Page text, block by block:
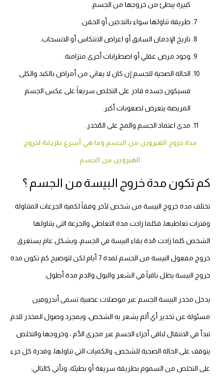
كبيرة يبطئ من خروجها من الجسم.
طريقة تناولها سواء بالتدخين أو الحقن.
تاريخ الإدمان السابق أو اعراض الانتكاس أو الانسحاب.
وجود مرض عقلي أو اضطرابات أخرى متزامنة.
الحالة الصحية للجسم إن كان لا يعاني من أمراض بالكبد والكلى
فسيكون جسده قادر على التخلص سريعاً على عكس الجسم
المريضة يتعرض لصعوبات أكبر.
مدى اعتماد الجسم والمخ على المُخدر.
مدة خروج الهيروين من الجسم وما هي أسرع طريقة لخروج
الهيروين من الجسم
كم تكون مدة خروج البيسة من الجسم ؟
تختلف مدة خروج البيسة من شخص لآخر وفقاً لكمية الجرعات المتناولة
وفترات تعاطيها، فكلما زادت مدة التعاطي والجرعة التي يتناولها
الشخص كلما زادت مُدة بقاء البيسة في الجسم، وبشكل عام يستغرق
خروج مفعول البيسة من الجسم لمدة 7 أيام لكن لتوضيح كم تكون مدة
خروج البيسة يظل باقياً في الشعر والبول والدم مدة أطول.
يدخل مخدر البيسة الجسم عبر موصلات عصبية تسمى أندروفين
مسئولة عن تخدير أي ألم يشعر به الشخص، وبمجرد وصول المخدر للدم
تبدأ في الانتقال لباقي أجزاء الجسم عبر مجرى الدَّم ، وخروجها والتخلص
يتوقف على الحالة الصحية للشخص، والكميات التي تناولها، وقدرة كل جزء
على التخلص من السموم بطريقة سريعة أو بطيئة، وتأتي كالتالي: